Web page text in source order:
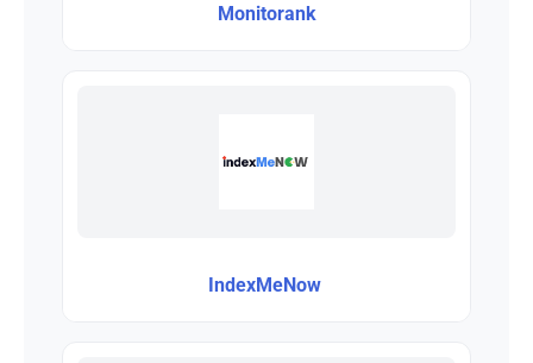
Monitorank
IndexMeNow